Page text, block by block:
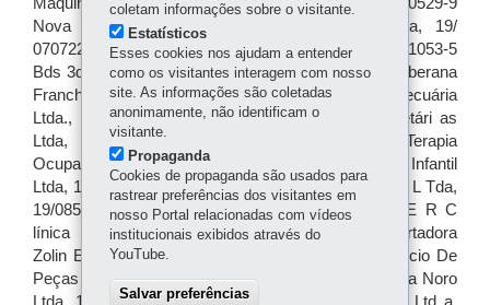
coletam informações sobre o visitante.
Estatísticos
Esses cookies nos ajudam a entender
como os visitantes interagem com nosso
site. As informações são coletadas
anonimamente, não identificam o
visitante.
Propaganda
Cookies de propaganda são usados para
rastrear preferências dos visitantes em
nosso Portal relacionadas com vídeos
institucionais exibidos através do
YouTube.
Salvar preferências